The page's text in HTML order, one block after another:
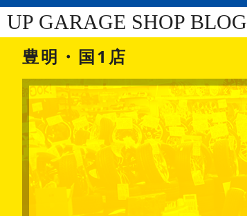
UP GARAGE SHOP BLOG
豊明・国1店